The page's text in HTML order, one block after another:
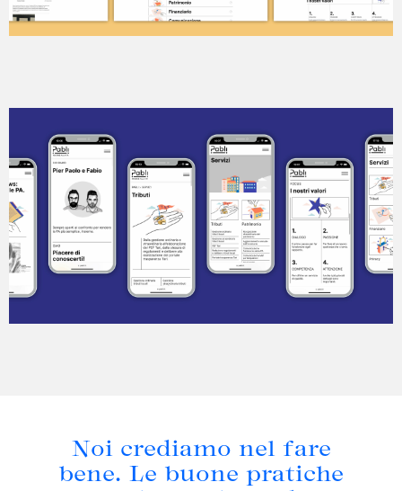
Noi crediamo nel fare
bene. Le buone pratiche